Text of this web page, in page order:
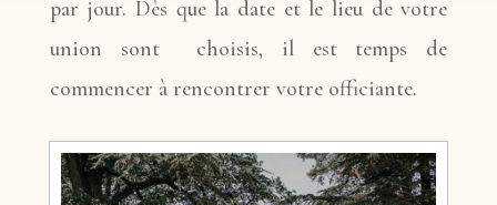
par jour. Dès que la date et le lieu de votre
union sont
choisis, il est temps de
commencer à rencontrer votre officiante.